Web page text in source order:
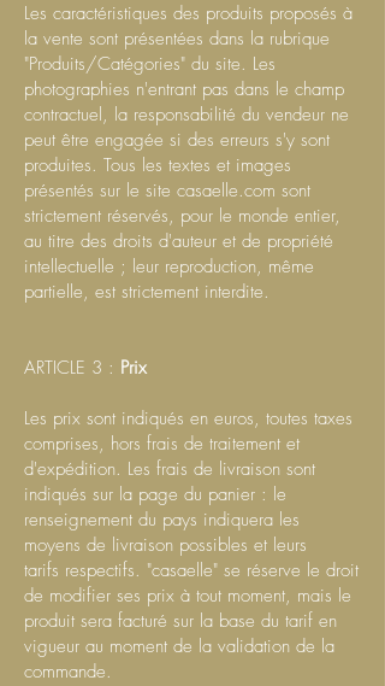
Les caractéristiques des produits proposés à
la vente sont présentées dans la rubrique
"Produits/Catégories" du site. Les
photographies n'entrant pas dans le champ
contractuel, la responsabilité du vendeur ne
peut être engagée si des erreurs s'y sont
produites. Tous les textes et images
présentés sur le site casaelle.com sont
strictement réservés, pour le monde entier,
au titre des droits d'auteur et de propriété
intellectuelle ; leur reproduction, même
partielle, est strictement interdite.
ARTICLE 3 : Prix
Les prix sont indiqués en euros, toutes taxes
comprises, hors frais de traitement et
d'expédition. Les frais de livraison sont
indiqués sur la page du panier : le
renseignement du pays indiquera les
moyens de livraison possibles et leurs
tarifs respectifs. "casaelle" se réserve le droit
de modifier ses prix à tout moment, mais le
produit sera facturé sur la base du tarif en
vigueur au moment de la validation de la
commande.